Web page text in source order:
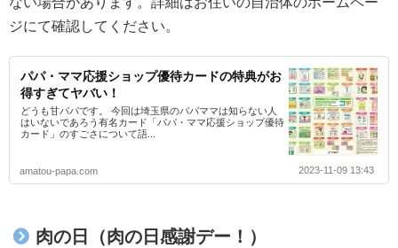
ジにて確認してください。
パパ・ママ応援ショップ優待カードの特典がお
得すぎてヤバい！
どうも甘パパです。 今回は埼玉県のパパママは知らない人
はいないであろう有名カード「パパ・ママ応援ショップ優待
カード」のすごさについて語...
amatou-papa.com 2023-11-09 13:43
肉の日（肉の日感謝デー！）